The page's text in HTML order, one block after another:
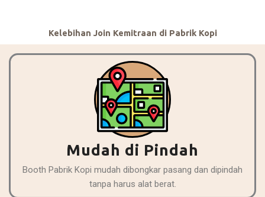
Kelebihan Join Kemitraan di Pabrik Kopi
Mudah di Pindah
Booth Pabrik Kopi mudah dibongkar pasang dan dipindah
tanpa harus alat berat.